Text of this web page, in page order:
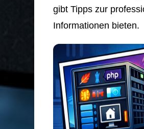
gibt Tipps zur
Informationen bieten.